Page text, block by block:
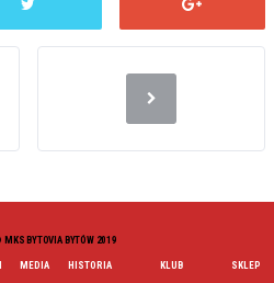
BYTOVIA BYTÓW 2019
MEDIA HISTORIA KLUB SKLEP